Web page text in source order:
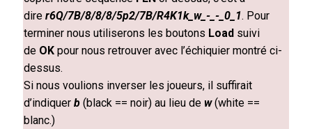
dire r6Q/7B/8/8/8/5p2/7B/R4K1k_w_-_-_0_1. Pour
terminer nous utiliserons les boutons Load suivi
de OK pour nous retrouver avec l’échiquier montré ci-
dessus.
Si nous voulions inverser les joueurs, il suffirait
d’indiquer b (black == noir) au lieu de w(white ==
blanc.)